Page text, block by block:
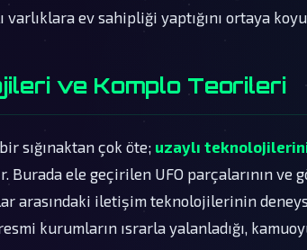
ev sahipliği yaptığını ortaya
ve Komplo Teorileri
sığınaktan çok öte; uzaylı
Burada ele geçirilen UFO parçalarının ve
arasındaki iletişim teknolojilerinin
kurumların ısrarla yalanladığı,